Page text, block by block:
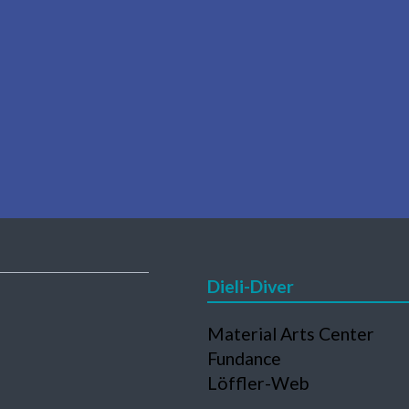
Dieli-Diver
Navigation
überspringen
Material Arts Center
Fundance
Löffler-Web